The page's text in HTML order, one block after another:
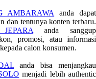
AMBARAWA anda dapat
dan tentunya konten terbaru.
anda sanggup
promosi, atau informasi
calon konsumen.
anda bisa menjangkau
menjadi lebih authentic